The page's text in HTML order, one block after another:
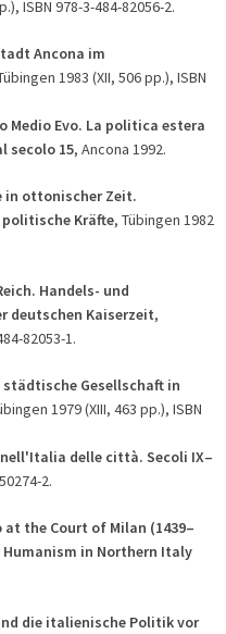
ISBN 978-3-484-82056-2.
Ancona im
1983 (XII, 506 pp.), ISBN
Medio Evo. La politica estera
secolo 15, Ancona 1992.
in ottonischer Zeit.
Kräfte, Tübingen 1982
Handels- und
deutschen Kaiserzeit,
82053-1.
städtische Gesellschaft in
1979 (XIII, 463 pp.), ISBN
delle città. Secoli IX–
2.
at the Court of Milan (1439–
in Northern Italy
die italienische Politik vor